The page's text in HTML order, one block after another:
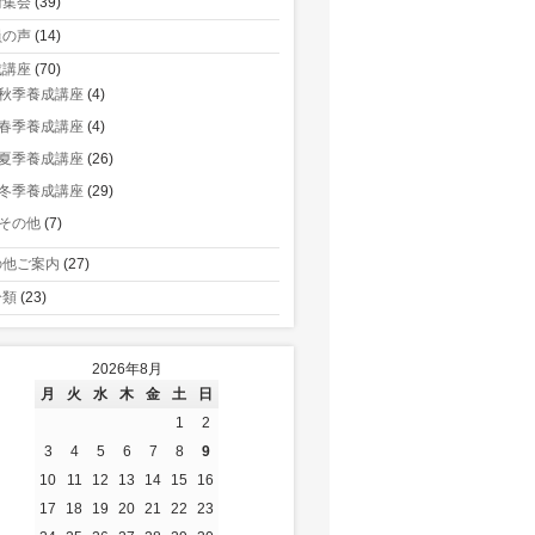
声 (14)
座 (70)
季養成講座 (4)
季養成講座 (4)
夏季養成講座 (26)
季養成講座 (29)
その他 (7)
ご案内 (27)
(23)
2026年8月
月
火 水 木 金 土
日
1
2
3
4 5 6 7 8
9
10
11 12 13 14 15
16
17
18 19 20 21 22
23